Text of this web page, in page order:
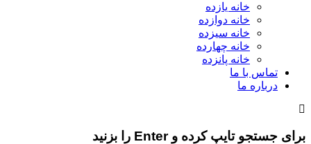
خانه یازده
خانه دوازده
خانه سیزده
خانه چهارده
خانه پانزده
تماس با ما
درباره ما
برای جستجو تایپ کرده و Enter را بزنید